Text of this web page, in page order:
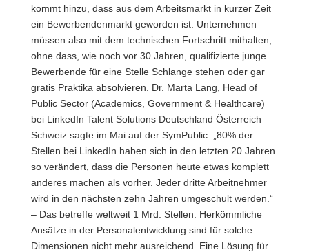
kommt hinzu, dass aus dem Arbeitsmarkt in kurzer Zeit
ein Bewerbendenmarkt geworden ist. Unternehmen
müssen also mit dem technischen Fortschritt mithalten,
ohne dass, wie noch vor 30 Jahren, qualifizierte junge
Bewerbende für eine Stelle Schlange stehen oder gar
gratis Praktika absolvieren. Dr. Marta Lang, Head of
Public Sector (Academics, Government & Healthcare)
bei LinkedIn Talent Solutions Deutschland Österreich
Schweiz sagte im Mai auf der SymPublic: „80% der
Stellen bei LinkedIn haben sich in den letzten 20 Jahren
so verändert, dass die Personen heute etwas komplett
anderes machen als vorher. Jeder dritte Arbeitnehmer
wird in den nächsten zehn Jahren umgeschult werden.“
– Das betreffe weltweit 1 Mrd. Stellen. Herkömmliche
Ansätze in der Personalentwicklung sind für solche
Dimensionen nicht mehr ausreichend. Eine Lösung für